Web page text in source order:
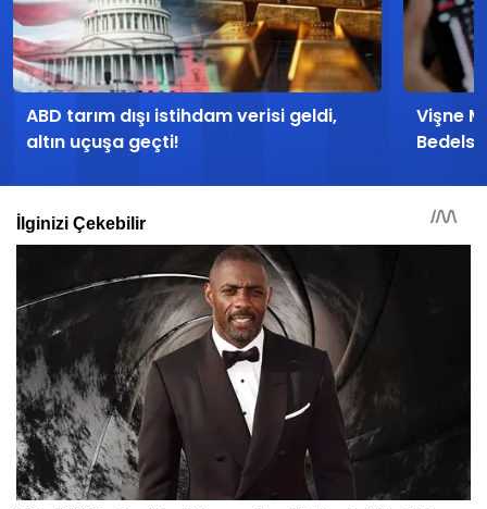
ABD tarım dışı istihdam verisi geldi,
altın uçuşa geçti!
Vişne